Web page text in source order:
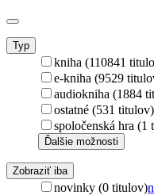
Typ
kniha (110841
e-kniha (9529
audiokniha (1884
ostatné (531 titulov)
spoločenská hra (1
Ďalšie možnosti
Zobraziť iba
novinky (0 titulov)